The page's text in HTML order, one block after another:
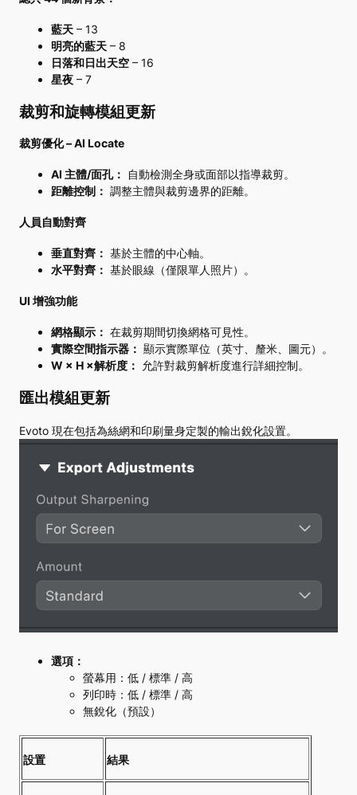
藍天 – 13
明亮的藍天 – 8
日落和日出天空 – 16
星夜 – 7
裁剪和旋轉模組更新
裁剪優化 – AI Locate
AI 主體/面孔：
自動檢測全身或面部以指導裁剪。
距離控制： 調整主體與裁剪邊界的距離。
人員自動對齊
垂直對齊： 基於主體的中心軸。
水平對齊： 基於眼線（僅限單人照片）。
UI 增強功能
網格顯示： 在裁剪期間切換網格可見性。
實際空間指示器： 顯示實際單位（英寸、釐米、圖元）。
W × H ×解析度： 允許對裁剪解析度進行詳細控制。
匯出模組更新
Evoto 現在包括為絲網和印刷量身定製的輸出銳化設置。
選項：
螢幕用：低 / 標準 / 高
列印時：低 / 標準 / 高
無銳化（預設）
設置 結果